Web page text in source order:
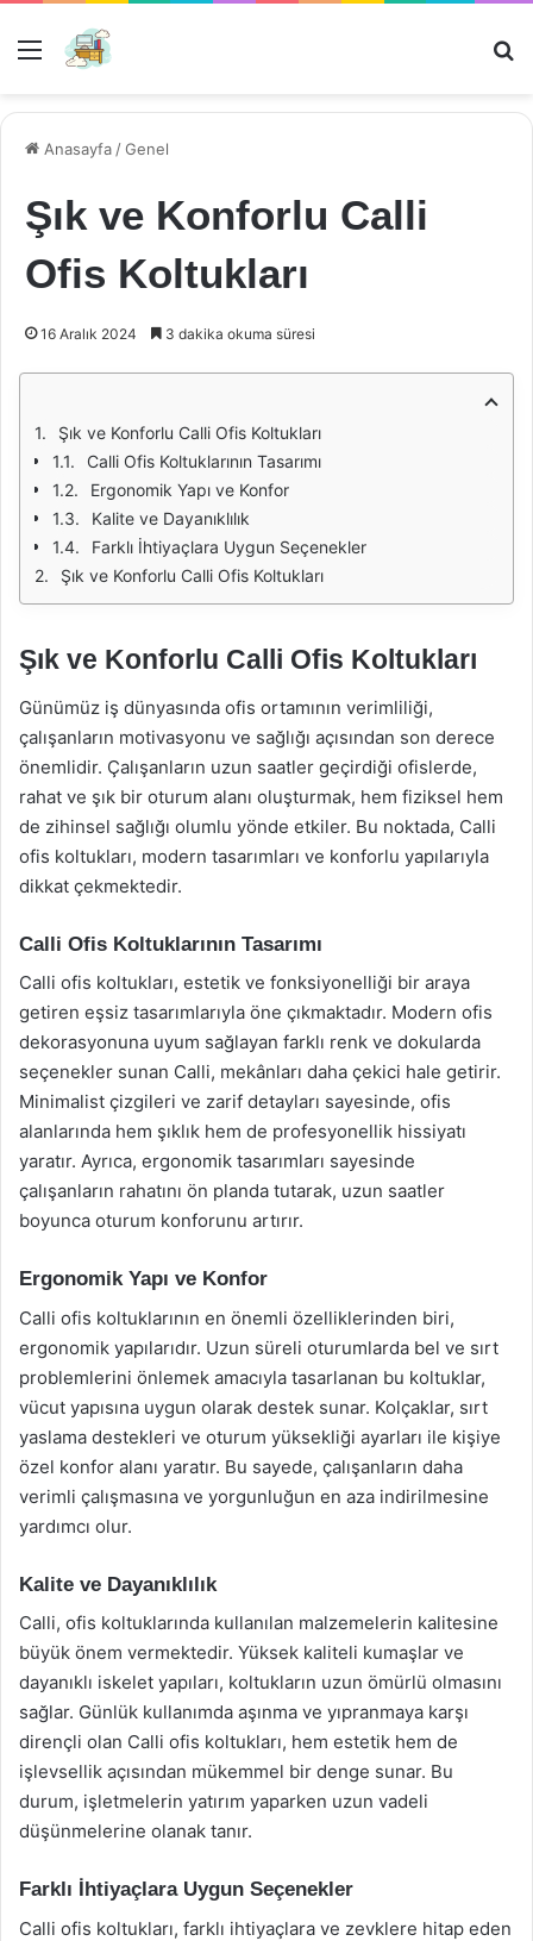
Menü
Anasayfa /Genel
Şık ve Konforlu Calli
Ofis Koltukları
16 Aralık 2024 3 dakika okuma süresi
Şık ve Konforlu Calli Ofis Koltukları
Calli Ofis Koltuklarının Tasarımı
Ergonomik Yapı ve Konfor
Kalite ve Dayanıklılık
Farklı İhtiyaçlara Uygun Seçenekler
Şık ve Konforlu Calli Ofis Koltukları
Şık ve Konforlu Calli Ofis Koltukları
Günümüz iş dünyasında ofis ortamının verimliliği,
çalışanların motivasyonu ve sağlığı açısından son derece
önemlidir. Çalışanların uzun saatler geçirdiği ofislerde,
rahat ve şık bir oturum alanı oluşturmak, hem fiziksel hem
de zihinsel sağlığı olumlu yönde etkiler. Bu noktada, Calli
ofis koltukları, modern tasarımları ve konforlu yapılarıyla
dikkat çekmektedir.
Calli Ofis Koltuklarının Tasarımı
Calli ofis koltukları, estetik ve fonksiyonelliği bir araya
getiren eşsiz tasarımlarıyla öne çıkmaktadır. Modern ofis
dekorasyonuna uyum sağlayan farklı renk ve dokularda
seçenekler sunan Calli, mekânları daha çekici hale getirir.
Minimalist çizgileri ve zarif detayları sayesinde, ofis
alanlarında hem şıklık hem de profesyonellik hissiyatı
yaratır. Ayrıca, ergonomik tasarımları sayesinde
çalışanların rahatını ön planda tutarak, uzun saatler
boyunca oturum konforunu artırır.
Ergonomik Yapı ve Konfor
Calli ofis koltuklarının en önemli özelliklerinden biri,
ergonomik yapılarıdır. Uzun süreli oturumlarda bel ve sırt
problemlerini önlemek amacıyla tasarlanan bu koltuklar,
vücut yapısına uygun olarak destek sunar. Kolçaklar, sırt
yaslama destekleri ve oturum yüksekliği ayarları ile kişiye
özel konfor alanı yaratır. Bu sayede, çalışanların daha
verimli çalışmasına ve yorgunluğun en aza indirilmesine
yardımcı olur.
Kalite ve Dayanıklılık
Calli, ofis koltuklarında kullanılan malzemelerin kalitesine
büyük önem vermektedir. Yüksek kaliteli kumaşlar ve
dayanıklı iskelet yapıları, koltukların uzun ömürlü olmasını
sağlar. Günlük kullanımda aşınma ve yıpranmaya karşı
dirençli olan Calli ofis koltukları, hem estetik hem de
işlevsellik açısından mükemmel bir denge sunar. Bu
durum, işletmelerin yatırım yaparken uzun vadeli
düşünmelerine olanak tanır.
Farklı İhtiyaçlara Uygun Seçenekler
Calli ofis koltukları, farklı ihtiyaçlara ve zevklere hitap eden